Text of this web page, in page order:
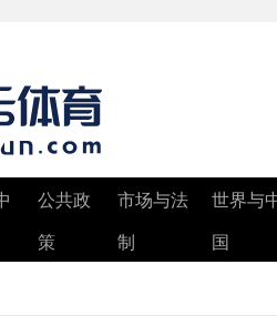
公共政
策
市场与法
制
世界与
国